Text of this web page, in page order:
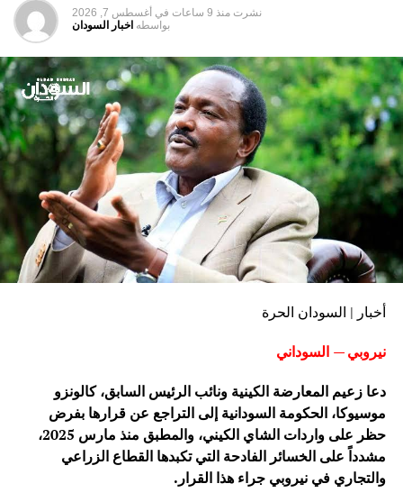
نشرت منذ 9 ساعات في أغسطس 7, 2026
بواسطه اخبار السودان
أخبار | السودان الحرة
نيروبي — السوداني
دعا زعيم المعارضة الكينية ونائب الرئيس السابق، كالونزو
موسيوكا، الحكومة السودانية إلى التراجع عن قرارها بفرض
حظر على واردات الشاي الكيني، والمطبق منذ مارس 2025،
مشدداً على الخسائر الفادحة التي تكبدها القطاع الزراعي
والتجاري في نيروبي جراء هذا القرار.